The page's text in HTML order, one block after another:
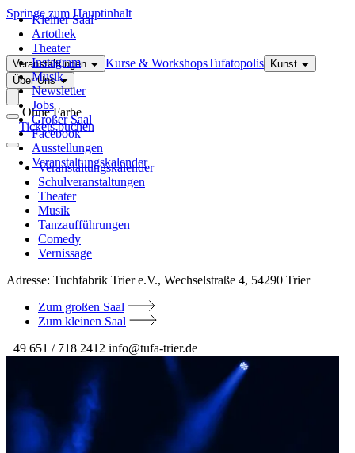
Springe zum Hauptinhalt
Veranstaltungen Kurse & WorkshopsTufatopolis
Kunst
Über Uns
Ohne Farbe
Tickets buchen
Veranstaltungskalender
Schulveranstaltungen
Theater
Musik
Tanzaufführungen
Comedy
Vernissage
Adresse: Tuchfabrik Trier e.V., Wechselstraße 4, 54290 Trier
Zum großen Saal
Zum kleinen Saal
+49 651 / 718 2412 info@tufa-trier.de
Kleiner Saal
Artothek
Theater
Instagram
Musik
Newsletter
Jobs
Großer Saal
Facebook
Ausstellungen
Veranstaltungskalender